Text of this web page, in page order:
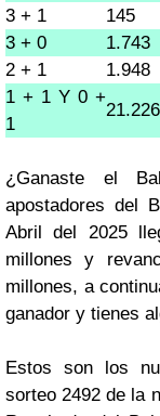
3 + 1
145
3 + 0
1.743
2 + 1
1.948
1 + 1 Y 0 +
1
21.226
¿Ganaste el
apostadores del
Abril del 2025
millones y
millones, a
ganador y tienes
Estos son los
sorteo 2492 de la